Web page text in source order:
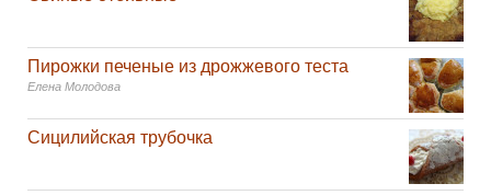
Пирожки печеные из дрожжевого теста
Елена Молодова
Сицилийская трубочка